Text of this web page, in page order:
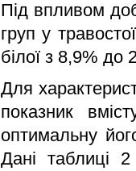
Під впливом
груп у
білої з 8,9% до
Для
показник
оптимальну
Дані таблиці